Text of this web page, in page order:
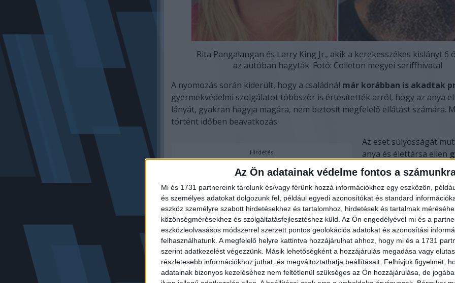
Az Ön adatainak védelme fontos a
Mi és 1731 partnereink tárolunk és/vagy férünk hozzá információkhoz egy eszközön,
és személyes adatokat dolgozunk fel, például egyedi azonosítókat és standard
eszköz személyre szabott hirdetésekhez és tartalomhoz, hirdetések és tartalmak
közönségmérésekhez és szolgáltatásfejlesztéshez küld. Az Ön engedélyével mi és a
eszközleolvasásos módszerrel szerzett pontos geolokációs adatokat és azonosítási
felhasználhatunk. A megfelelő helyre kattintva hozzájárulhat ahhoz, hogy mi és a 1731
szerint adatkezelést végezzünk. Másik lehetőségként a hozzájárulás megadása vagy
részletesebb információkhoz juthat, és megváltoztathatja beállításait. Felhívjuk figyelmét,
adatainak bizonyos kezeléséhez nem feltétlenül szükséges az Ön hozzájárulása, de
Rita Pangalangan és Larry King Jr., akik a kerekesszékes kislányt 6
az autóban hagyták. Fotó: Colleton megyei seriffhivatal
A nyomozás során kiderült, hogy a családnál már korábban is akadtak
gyermekvédelmi szolgálatot többször is értesítették arról, hogy az anya
lányát, gyakran hagyja magára, nem biztosít megfelelő ellátást számára.
történt időben beavatkozás.
Hirdetés
Az eset súlyosságát
anya és élettársa ellen
és
indult eljárás. A
mindkét vádlottat
börtönbüntetésre ítélte.
37, a társa 32 év
szabadságvesztést
külön büntetést
gyermekbántalmazás
A tragédia utána